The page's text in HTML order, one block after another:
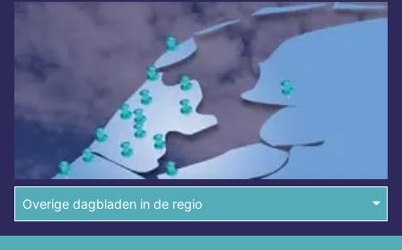
Overige dagbladen in de regio